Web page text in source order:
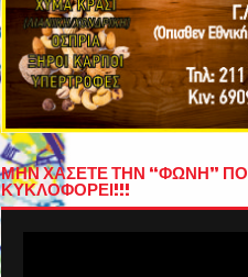
ΜΗΝ ΧΑΣΕΤΕ ΤΗΝ “ΦΩΝΗ”
ΚΥΚΛΟΦΟΡΕΙ!!!